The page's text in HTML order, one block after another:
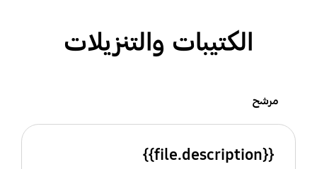
الكتيبات والتنزيلات
مرشح
{{file.description}}